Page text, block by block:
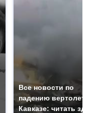
Все новости по
падению вертолета на
Кавказе: читать здесь